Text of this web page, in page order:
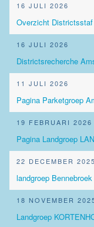
16 JULI 2026
Overzicht
16 JULI 2026
Districtsrecherche
11 JULI 2026
Pagina Parketgroep
19 FEBRUARI 2026
Pagina Landgroep
22 DECEMBER 2025
landgroep Bennebroek
18 NOVEMBER
Landgroep